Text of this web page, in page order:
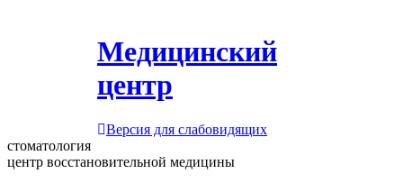
Медицинский
центр
Версия для слабовидящих
стоматология
центр восстановительной медицины